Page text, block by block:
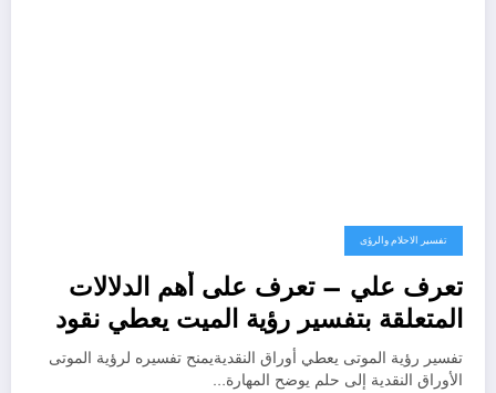
تفسير الاحلام والرؤى
تعرف علي – تعرف على أهم الدلالات
المتعلقة بتفسير رؤية الميت يعطي نقود
ورقية عند ابن سيرين – بالتفصيل
تفسير رؤية الموتى يعطي أوراق النقديةيمنح تفسيره لرؤية الموتى
الأوراق النقدية إلى حلم يوضح المهارة…